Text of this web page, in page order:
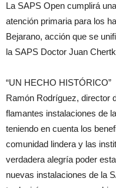
La SAPS Open cumplirá
atención primaria para los
Bejarano, acción que se
la SAPS Doctor Juan
“UN HECHO HISTÓRICO”
Ramón Rodríguez, director
flamantes instalaciones de
teniendo en cuenta los
comunidad lindera y las
verdadera alegría poder
nuevas instalaciones de la